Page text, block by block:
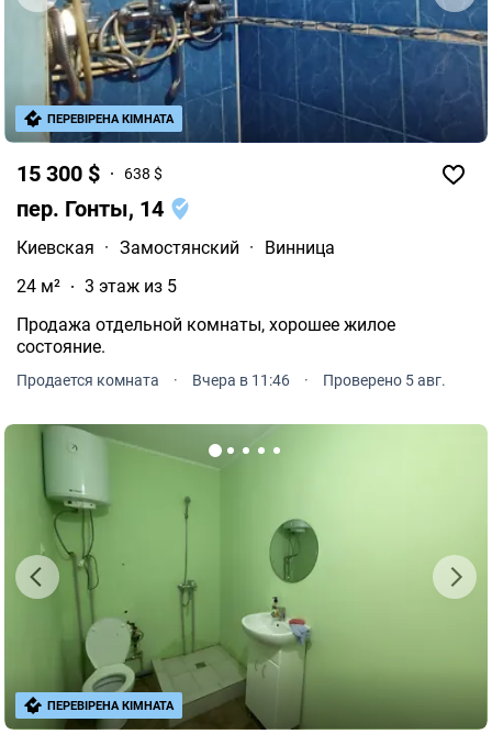
15 300 $ 638 $
пер. Гонты, 14
Киевская · Замостянский ·
Винница
24 м²
3 этаж из 5
Продажа отдельной комнаты, хорошее жилое
состояние.
Продается комната · Вчера в 11:46 · Проверено 5 авг.
ПЕРЕВІРЕНА КІМНАТА
ПЕРЕВІРЕНА КІМНАТА